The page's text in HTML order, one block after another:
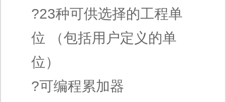
?23种可供选择的工程单
位 （包括用户定义的单
位）
?可编程累加器